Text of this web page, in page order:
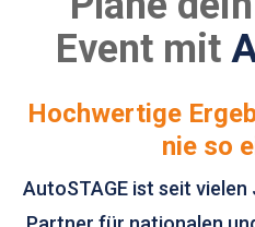
Event mit
Hochwertige
nie so
AutoSTAGE ist seit